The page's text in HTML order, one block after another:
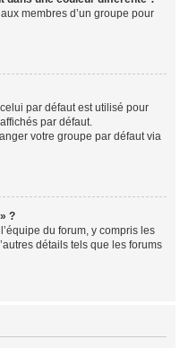
membres d’un groupe pour
par défaut est utilisé pour
par défaut.
votre groupe par défaut via
?
du forum, y compris les
détails tels que les forums